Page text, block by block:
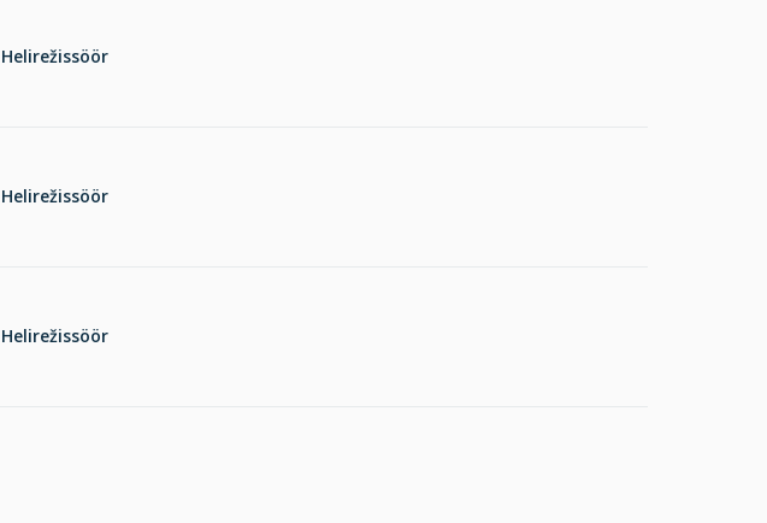
Helirežissöör
Helirežissöör
Helirežissöör